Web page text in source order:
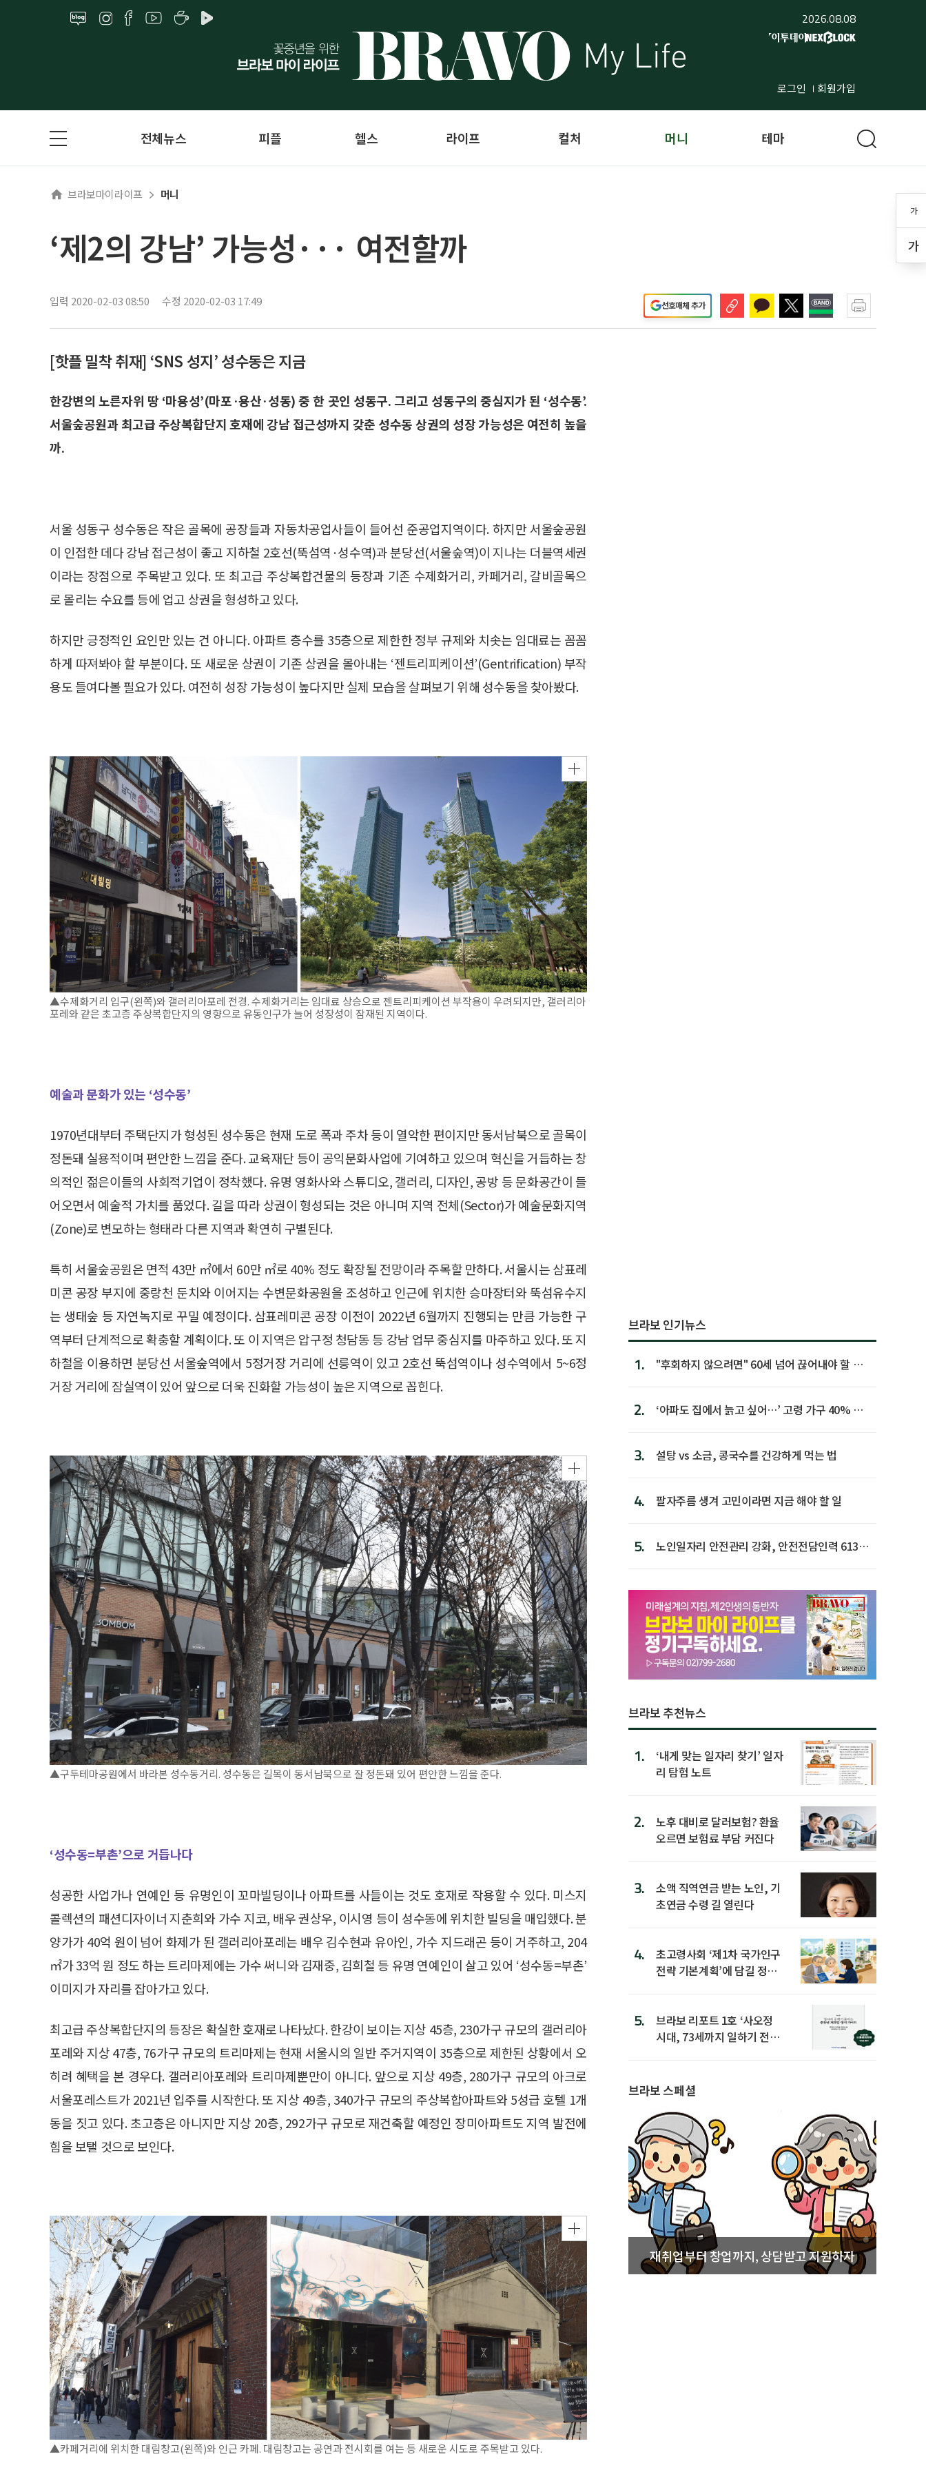
2026.08.08
로그인 회원가입
가
가
전체뉴스 피플 헬스 라이프 컬처 머니 테마
브라보마이라이프 머니
‘제2의 강남’ 가능성··· 여전할까
입력 2020-02-03 08:50 수정 2020-02-03 17:49 선호매체 추가
[핫플 밀착 취재] ‘SNS 성지’ 성수동은 지금
한강변의 노른자위 땅 ‘마용성’(마포·용산·성동) 중 한 곳인 성동구. 그리고 성동구의 중심지가 된 ‘성수동’.
서울숲공원과 최고급 주상복합단지 호재에 강남 접근성까지 갖춘 성수동 상권의 성장 가능성은 여전히 높을
까.
서울 성동구 성수동은 작은 골목에 공장들과 자동차공업사들이 들어선 준공업지역이다. 하지만 서울숲공원
이 인접한 데다 강남 접근성이 좋고 지하철 2호선(뚝섬역·성수역)과 분당선(서울숲역)이 지나는 더블역세권
이라는 장점으로 주목받고 있다. 또 최고급 주상복합건물의 등장과 기존 수제화거리, 카페거리, 갈비골목으
로 몰리는 수요를 등에 업고 상권을 형성하고 있다.
하지만 긍정적인 요인만 있는 건 아니다. 아파트 층수를 35층으로 제한한 정부 규제와 치솟는 임대료는 꼼꼼
하게 따져봐야 할 부분이다. 또 새로운 상권이 기존 상권을 몰아내는 ‘젠트리피케이션’(Gentrification) 부작
용도 들여다볼 필요가 있다. 여전히 성장 가능성이 높다지만 실제 모습을 살펴보기 위해 성수동을 찾아봤다.
▲수제화거리 입구(왼쪽)와 갤러리아포레 전경. 수제화거리는 임대료 상승으로 젠트리피케이션 부작용이 우려되지만, 갤러리아
포레와 같은 초고층 주상복합단지의 영향으로 유동인구가 늘어 성장성이 잠재된 지역이다.
예술과 문화가 있는 ‘성수동’
1970년대부터 주택단지가 형성된 성수동은 현재 도로 폭과 주차 등이 열악한 편이지만 동서남북으로 골목이
정돈돼 실용적이며 편안한 느낌을 준다. 교육재단 등이 공익문화사업에 기여하고 있으며 혁신을 거듭하는 창
의적인 젊은이들의 사회적기업이 정착했다. 유명 영화사와 스튜디오, 갤러리, 디자인, 공방 등 문화공간이 들
어오면서 예술적 가치를 품었다. 길을 따라 상권이 형성되는 것은 아니며 지역 전체(Sector)가 예술문화지역
(Zone)로 변모하는 형태라 다른 지역과 확연히 구별된다.
특히 서울숲공원은 면적 43만 ㎡에서 60만 ㎡로 40% 정도 확장될 전망이라 주목할 만하다. 서울시는 삼표레
미콘 공장 부지에 중랑천 둔치와 이어지는 수변문화공원을 조성하고 인근에 위치한 승마장터와 뚝섬유수지
는 생태숲 등 자연녹지로 꾸밀 예정이다. 삼표레미콘 공장 이전이 2022년 6월까지 진행되는 만큼 가능한 구
역부터 단계적으로 확충할 계획이다. 또 이 지역은 압구정 청담동 등 강남 업무 중심지를 마주하고 있다. 또 지
하철을 이용하면 분당선 서울숲역에서 5정거장 거리에 선릉역이 있고 2호선 뚝섬역이나 성수역에서 5~6정
거장 거리에 잠실역이 있어 앞으로 더욱 진화할 가능성이 높은 지역으로 꼽힌다.
▲구두테마공원에서 바라본 성수동거리. 성수동은 길목이 동서남북으로 잘 정돈돼 있어 편안한 느낌을 준다.
‘성수동=부촌’으로 거듭나다
성공한 사업가나 연예인 등 유명인이 꼬마빌딩이나 아파트를 사들이는 것도 호재로 작용할 수 있다. 미스지
콜렉션의 패션디자이너 지춘희와 가수 지코, 배우 권상우, 이시영 등이 성수동에 위치한 빌딩을 매입했다. 분
양가가 40억 원이 넘어 화제가 된 갤러리아포레는 배우 김수현과 유아인, 가수 지드래곤 등이 거주하고, 204
㎡가 33억 원 정도 하는 트리마제에는 가수 써니와 김재중, 김희철 등 유명 연예인이 살고 있어 ‘성수동=부촌’
이미지가 자리를 잡아가고 있다.
최고급 주상복합단지의 등장은 확실한 호재로 나타났다. 한강이 보이는 지상 45층, 230가구 규모의 갤러리아
포레와 지상 47층, 76가구 규모의 트리마제는 현재 서울시의 일반 주거지역이 35층으로 제한된 상황에서 오
히려 혜택을 본 경우다. 갤러리아포레와 트리마제뿐만이 아니다. 앞으로 지상 49층, 280가구 규모의 아크로
서울포레스트가 2021년 입주를 시작한다. 또 지상 49층, 340가구 규모의 주상복합아파트와 5성급 호텔 1개
동을 짓고 있다. 초고층은 아니지만 지상 20층, 292가구 규모로 재건축할 예정인 장미아파트도 지역 발전에
힘을 보탤 것으로 보인다.
▲카페거리에 위치한 대림창고(왼쪽)와 인근 카페. 대림창고는 공연과 전시회를 여는 등 새로운 시도로 주목받고 있다.
브라보 인기뉴스
1.
"후회하지 않으려면" 60세 넘어 끊어내야 할 사
2.
‘아파도 집에서 늙고 싶어…’ 고령 가구 40% 노
3. 설탕 vs 소금, 콩국수를 건강하게 먹는 법
4. 팔자주름 생겨 고민이라면 지금 해야 할 일
5.
노인일자리 안전관리 강화, 안전전담인력 613명
브라보 추천뉴스
1.
‘내게 맞는 일자리 찾기’ 일자
리 탐험 노트
2.
노후 대비로 달러보험? 환율
오르면 보험료 부담 커진다
3.
소액 직역연금 받는 노인, 기
초연금 수령 길 열린다
4.
초고령사회 ‘제1차 국가인구
전략 기본계획’에 담길 정책
5.
브라보 리포트 1호 ‘사오정
시대, 73세까지 일하기 전략’
브라보 스페셜
재취업부터 창업까지, 상담받고 지원하자